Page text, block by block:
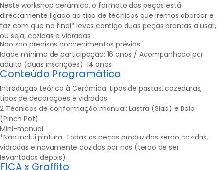
Neste workshop cerâmica, o formato das peças está
directamente ligado ao tipo de técnicas que iremos abordar e
faz com que no final* leves contigo duas peças prontas a usar,
ou seja, cozidas e vidradas.
Não são precisos conhecimentos prévios.
Idade mínima de participação: 16 anos / Acompanhado por
adulto (duas inscrições): 14 anos
Conteúdo Programático
Introdução teórica à Cerâmica: tipos de pastas, cozeduras,
tipos de decorações e vidrados
2 Técnicas de conformação manual: Lastra (Slab) e Bola
(Pinch Pot)
Mini-manual
*Não inclui pintura. Todas as peças produzidas serão cozidas,
vidradas e novamente cozidas por nós (terão de ser
levantadas depois)
FICA x Graffito